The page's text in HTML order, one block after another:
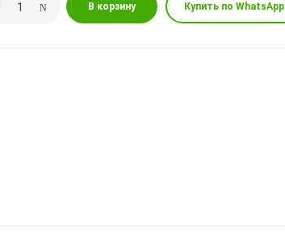
В корзину Купить по WhatsApp